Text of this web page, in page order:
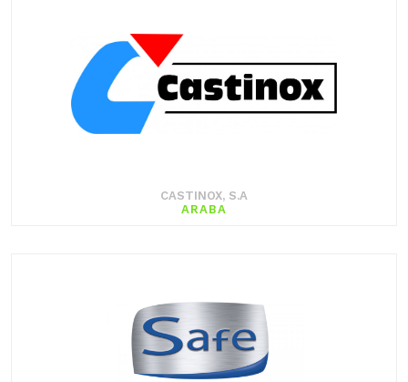
CASTINOX, S.A
ARABA